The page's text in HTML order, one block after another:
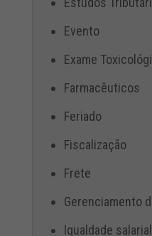
Evento
Exame
Farmacêuticos
Feriado
Fiscalização
Frete
Gerenciamento
Igualdade salarial